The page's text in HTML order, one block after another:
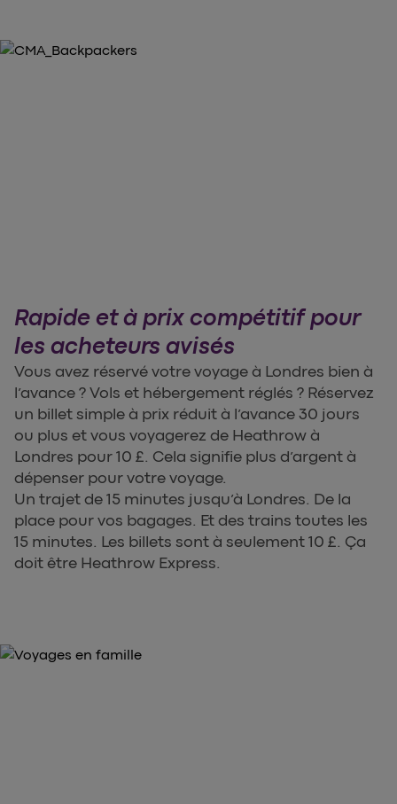
Rapide et à prix compétitif pour
les acheteurs avisés
Vous avez réservé votre voyage à Londres bien à
l’avance ? Vols et hébergement réglés ? Réservez
un billet simple à prix réduit à l’avance 30 jours
ou plus et vous voyagerez de Heathrow à
Londres pour 10 £. Cela signifie plus d’argent à
dépenser pour votre voyage.
Un trajet de 15 minutes jusqu’à Londres. De la
place pour vos bagages. Et des trains toutes les
15 minutes. Les billets sont à seulement 10 £. Ça
doit être Heathrow Express.